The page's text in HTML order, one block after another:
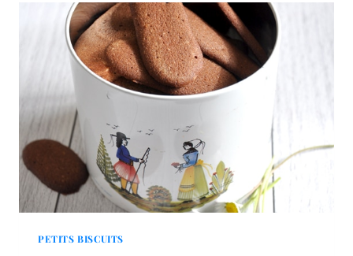
PETITS BISCUITS